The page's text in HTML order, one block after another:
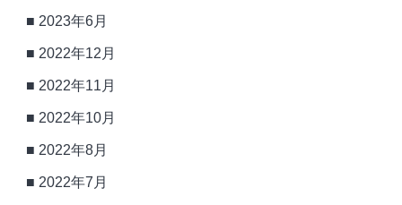
2023年6月
2022年12月
2022年11月
2022年10月
2022年8月
2022年7月